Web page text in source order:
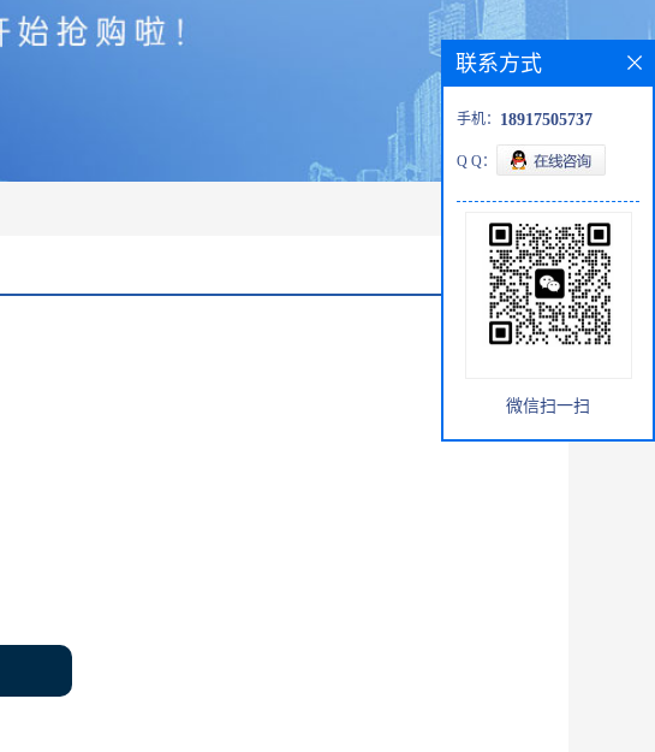
联系方式
手机： 18917505737
Q Q：
微信扫一扫